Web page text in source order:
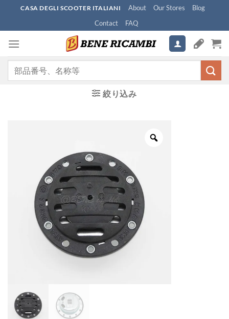
content
CASA DEGLI SCOOTER ITALIANI About Our Stores
Blog
Contact
FAQ
絞り込み